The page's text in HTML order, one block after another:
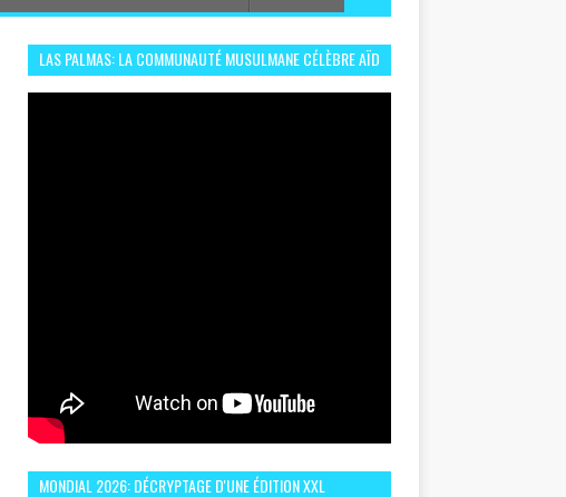
LAS PALMAS: LA COMMUNAUTÉ MUSULMANE CÉLÈBRE AÏD
MONDIAL 2026: DÉCRYPTAGE D'UNE ÉDITION XXL